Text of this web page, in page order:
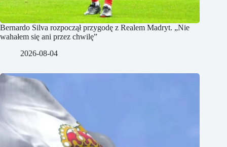
Bernardo Silva rozpoczął przygodę z Realem Madryt. „Nie
wahałem się ani przez chwilę”
2026-08-04